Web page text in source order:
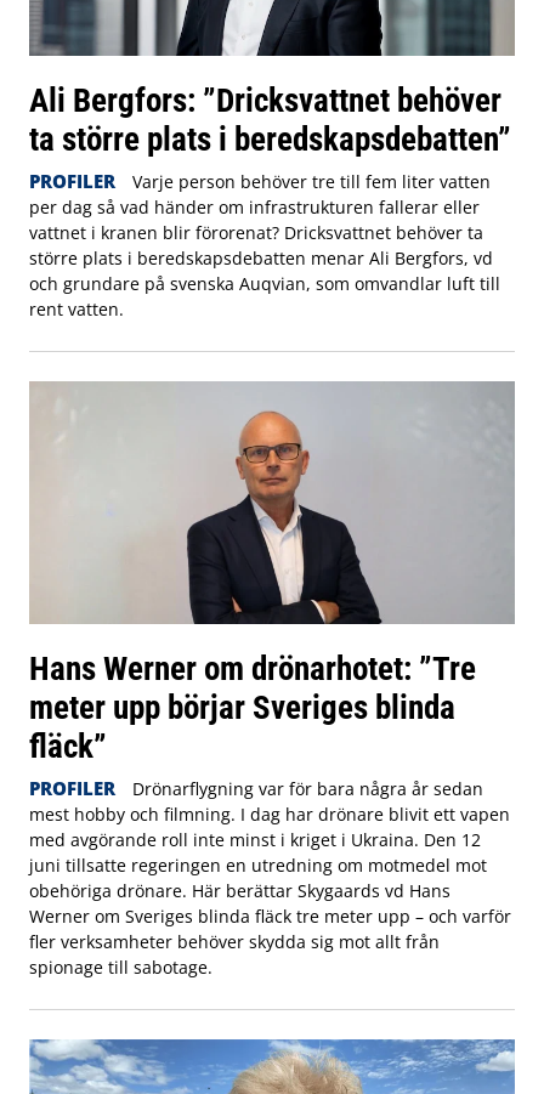
Ali Bergfors: ”Dricksvattnet behöver
ta större plats i beredskapsdebatten”
PROFILER
Varje person behöver tre till fem liter vatten
per dag så vad händer om infrastrukturen fallerar eller
vattnet i kranen blir förorenat? Dricksvattnet behöver ta
större plats i beredskapsdebatten menar Ali Bergfors, vd
och grundare på svenska Auqvian, som omvandlar luft till
rent vatten.
Hans Werner om drönarhotet: ”Tre
meter upp börjar Sveriges blinda
fläck”
PROFILER
Drönarflygning var för bara några år sedan
mest hobby och filmning. I dag har drönare blivit ett vapen
med avgörande roll inte minst i kriget i Ukraina. Den 12
juni tillsatte regeringen en utredning om motmedel mot
obehöriga drönare. Här berättar Skygaards vd Hans
Werner om Sveriges blinda fläck tre meter upp – och varför
fler verksamheter behöver skydda sig mot allt från
spionage till sabotage.